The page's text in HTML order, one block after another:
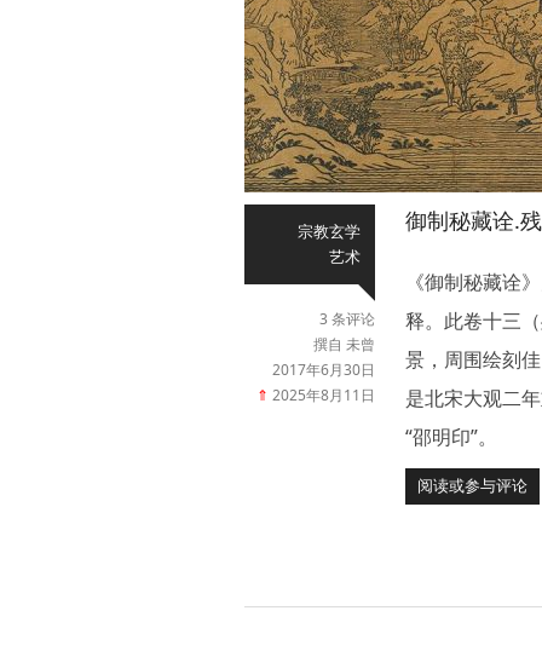
宗教玄学
艺术
3 条评论
撰自 未曾
2017年6月30日
⇑ 2025年8月11日
御制秘藏诠.
《御制秘藏诠
释。此卷十三
景，周围绘刻
是北宋大观二
“邵明印”。
阅读或参与评论